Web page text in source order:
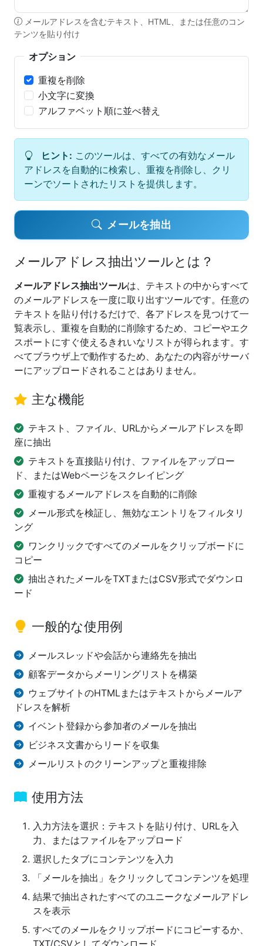
メールアドレスを含むテキスト、HTML、または任意のコン
テンツを貼り付け
オプション
重複を削除
小文字に変換
アルファベット順に並べ替え
ヒント: このツールは、すべての有効なメール
アドレスを自動的に検索し、重複を削除し、クリ
ーンでソートされたリストを提供します。
メールを抽出
メールアドレス抽出ツールとは？
メールアドレス抽出ツールは、テキストの中からすべて
のメールアドレスを一度に取り出すツールです。任意の
テキストを貼り付けるだけで、各アドレスを見つけて一
覧表示し、重複を自動的に削除するため、コピーやエク
スポートにすぐ使えるきれいなリストが得られます。す
べてブラウザ上で動作するため、あなたの内容がサーバ
ーにアップロードされることはありません。
主な機能
テキスト、ファイル、URLからメールアドレスを即
座に抽出
テキストを直接貼り付け、ファイルをアップロー
ド、またはWebページをスクレイピング
重複するメールアドレスを自動的に削除
メール形式を検証し、無効なエントリをフィルタリ
ング
ワンクリックですべてのメールをクリップボードに
コピー
抽出されたメールをTXTまたはCSV形式でダウンロ
ード
一般的な使用例
メールスレッドや会話から連絡先を抽出
顧客データからメーリングリストを構築
ウェブサイトのHTMLまたはテキストからメールア
ドレスを解析
イベント登録から参加者のメールを抽出
ビジネス文書からリードを収集
メールリストのクリーンアップと重複排除
使用方法
入力方法を選択：テキストを貼り付け、URLを入
力、またはファイルをアップロード
選択したタブにコンテンツを入力
「メールを抽出」をクリックしてコンテンツを処理
結果で抽出されたすべてのユニークなメールアドレ
スを表示
すべてのメールをクリップボードにコピーするか、
TXT/CSVとしてダウンロード